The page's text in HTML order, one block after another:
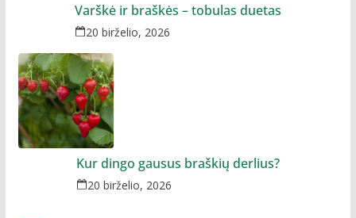
Varškė ir braškės – tobulas duetas
20 birželio, 2026
Kur dingo gausus braškių derlius?
20 birželio, 2026